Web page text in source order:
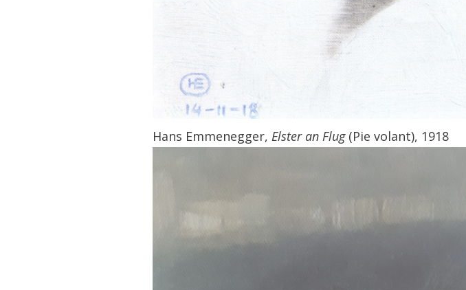
Hans Emmenegger, Elster an Flug(Pie volant), 1918